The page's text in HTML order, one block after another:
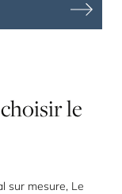
choisirle
sur mesure, Le